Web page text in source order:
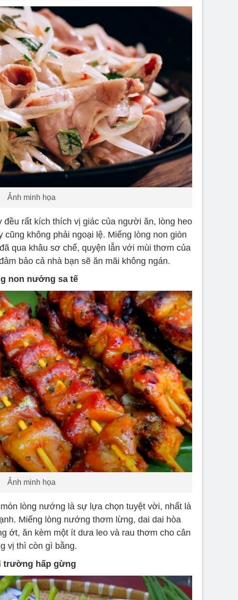
Ảnh minh họa
đều rất kích thích vị giác của người ăn, lòng heo
không phải ngoại lệ. Miếng lòng non giòn
qua khâu sơ chế, quyện lẫn với mùi thơm của
bảo cả nhà bạn sẽ ăn mãi không ngán.
non nướng sa tế
Ảnh minh họa
lòng nướng là sự lựa chọn tuyệt vời, nhất là
Miếng lòng nướng thơm lừng, dai dai hòa
ớt, ăn kèm một ít dưa leo và rau thơm cho cân
vị thì còn gì bằng.
trường hấp gừng